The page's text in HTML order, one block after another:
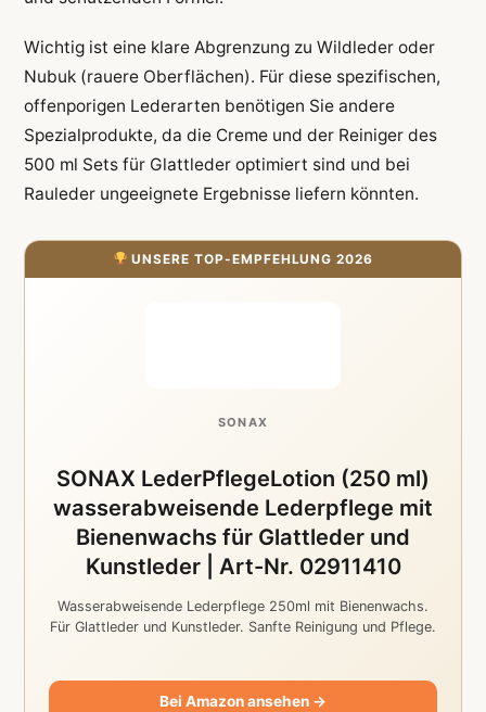
Wichtig ist eine klare Abgrenzung zu Wildleder oder
Nubuk (rauere Oberflächen). Für diese spezifischen,
offenporigen Lederarten benötigen Sie andere
Spezialprodukte, da die Creme und der Reiniger des
500 ml Sets für Glattleder optimiert sind und bei
Rauleder ungeeignete Ergebnisse liefern könnten.
UNSERE TOP-EMPFEHLUNG 2026
SONAX
SONAX LederPflegeLotion (250 ml)
wasserabweisende Lederpflege mit
Bienenwachs für Glattleder und
Kunstleder | Art-Nr. 02911410
Wasserabweisende Lederpflege 250ml mit Bienenwachs.
Für Glattleder und Kunstleder. Sanfte Reinigung und Pflege.
Bei Amazon ansehen →